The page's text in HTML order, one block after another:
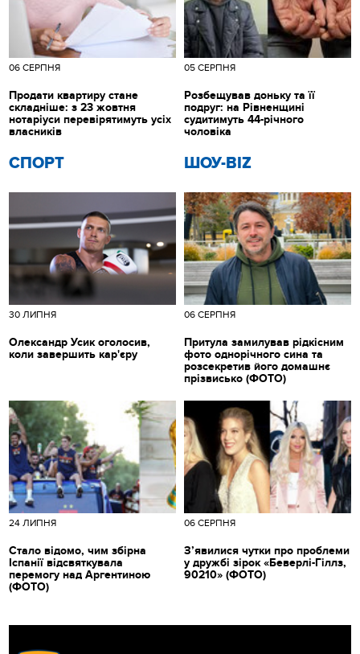
СПОРТ
30 ЛИПНЯ
Олександр Усик оголосив,
коли завершить кар'єру
ШОУ-BIZ
06 СЕРПНЯ
Притула замилував рідкісним
фото однорічного сина та
розсекретив його домашнє
прізвисько (ФОТО)
06 СЕРПНЯ
Продати квартиру стане
складніше: з 23 жовтня
нотаріуси перевірятимуть усіх
власників
05 СЕРПНЯ
Розбещував доньку та її
подруг: на Рівненщині
судитимуть 44-річного
чоловіка
24 ЛИПНЯ
Стало відомо, чим збірна
Іспанії відсвяткувала
перемогу над Аргентиною
(ФОТО)
06 СЕРПНЯ
З’явилися чутки про проблеми
у дружбі зірок «Беверлі-Гіллз,
90210» (ФОТО)